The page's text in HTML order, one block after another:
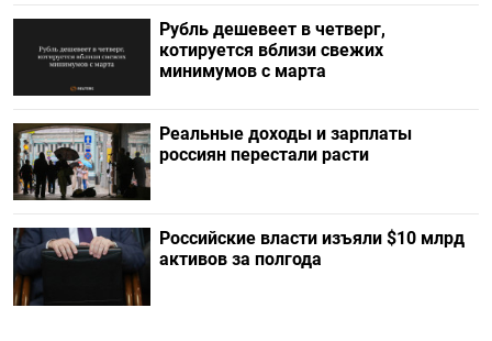
Рубль дешевеет в четверг,
котируется вблизи свежих
минимумов с марта
Реальные доходы и зарплаты
россиян перестали расти
Российские власти изъяли $10 млрд
активов за полгода